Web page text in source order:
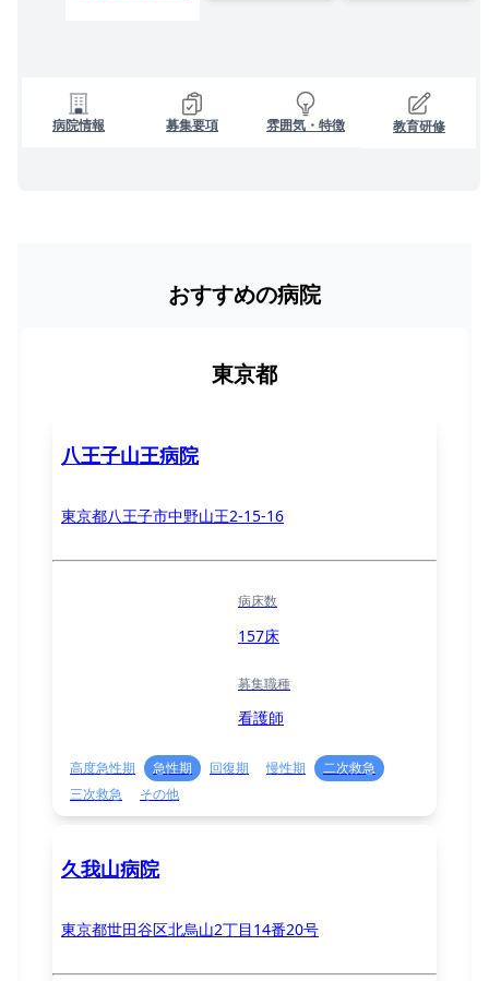
病院情報 募集要項 雰囲気・特徴 教育研修
おすすめの病院
東京都
八王子山王病院
東京都八王子市中野山王2-15-16
病床数
157床
募集職種
看護師
高度急性期 急性期 回復期 慢性期
二次救急
三次救急
その他
久我山病院
東京都世田谷区北烏山2丁目14番20号